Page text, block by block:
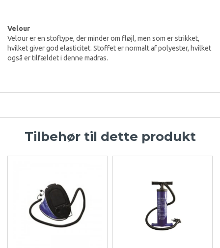
Velour
Velour er en stoftype, der minder om fløjl, men som er strikket,
hvilket giver god elasticitet. Stoffet er normalt af polyester, hvilket
også er tilfældet i denne madras.
Tilbehør til dette produkt